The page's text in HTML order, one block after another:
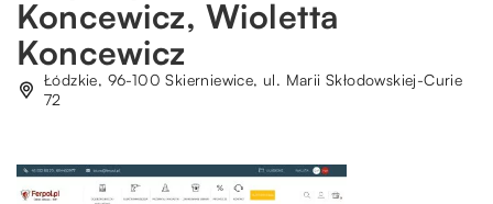
Koncewicz, Wioletta
Koncewicz
Łódzkie, 96-100 Skierniewice, ul. Marii Skłodowskiej-Curie
72